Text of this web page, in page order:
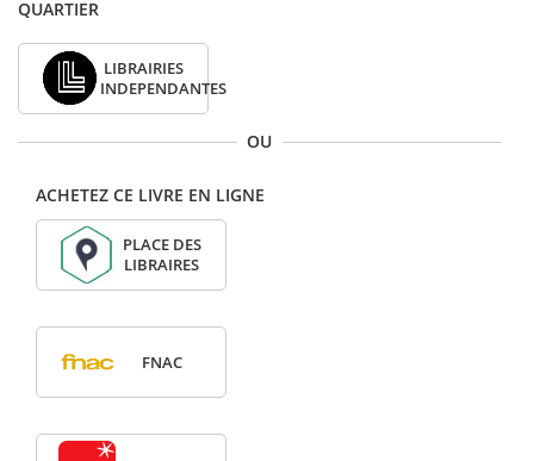
QUARTIER
LIBRAIRIES
INDEPENDANTES
OU
ACHETEZ CE LIVRE EN LIGNE
PLACE DES
LIBRAIRES
FNAC